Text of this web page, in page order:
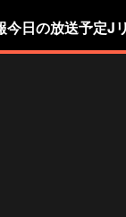
今日の放送予定J